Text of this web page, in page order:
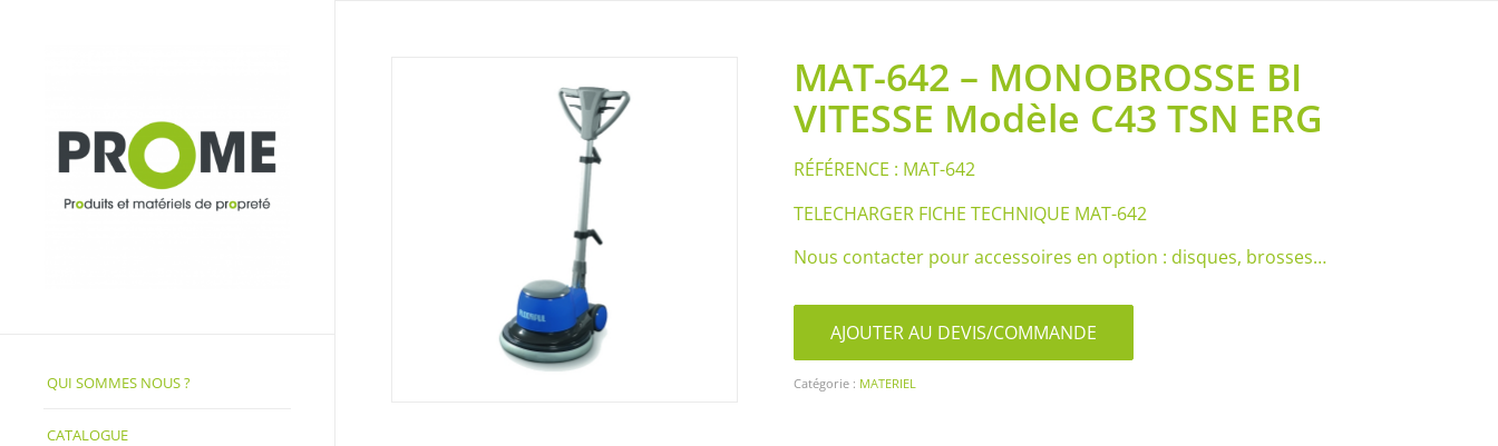
QUI SOMMES NOUS ?
CATALOGUE
MAT-642 – MONOBROSSE BI
VITESSE Modèle C43 TSN ERG
RÉFÉRENCE : MAT-642
TELECHARGER FICHE TECHNIQUE MAT-642
Nous contacter pour accessoires en option : disques, brosses…
AJOUTER AU DEVIS/COMMANDE
Catégorie : MATERIEL